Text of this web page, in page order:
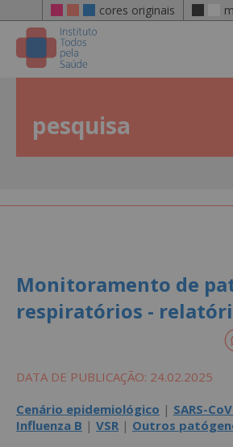
cores originais
pesquisa
Monitoramento de
respiratórios -
DATA DE PUBLICAÇÃO: 24.02.2025
Cenário epidemiológico | SARS-
Influenza B | VSR | Outros